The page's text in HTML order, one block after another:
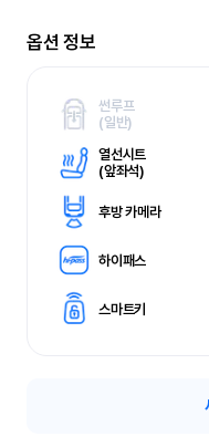
옵션 정보
썬루프
(일반)
열선시트
(앞좌석)
후방 카메라
하이패스
스마트키